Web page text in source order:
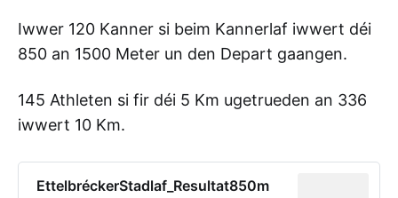
Iwwer 120 Kanner si beim Kannerlaf iwwert déi
850 an 1500 Meter un den Depart gaangen.
145 Athleten si fir déi 5 Km ugetrueden an 336
iwwert 10 Km.
EttelbréckerStadlaf_Resultat850m